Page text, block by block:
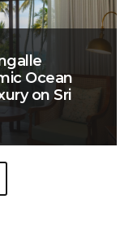
Ocean
on Sri